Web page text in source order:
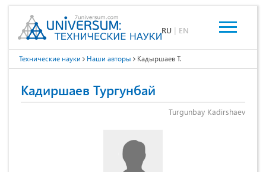
RU | EN
Технические науки Наши авторы Кадыршаев Т.
Кадиршаев Тургунбай
Turgunbay Kadirshaev